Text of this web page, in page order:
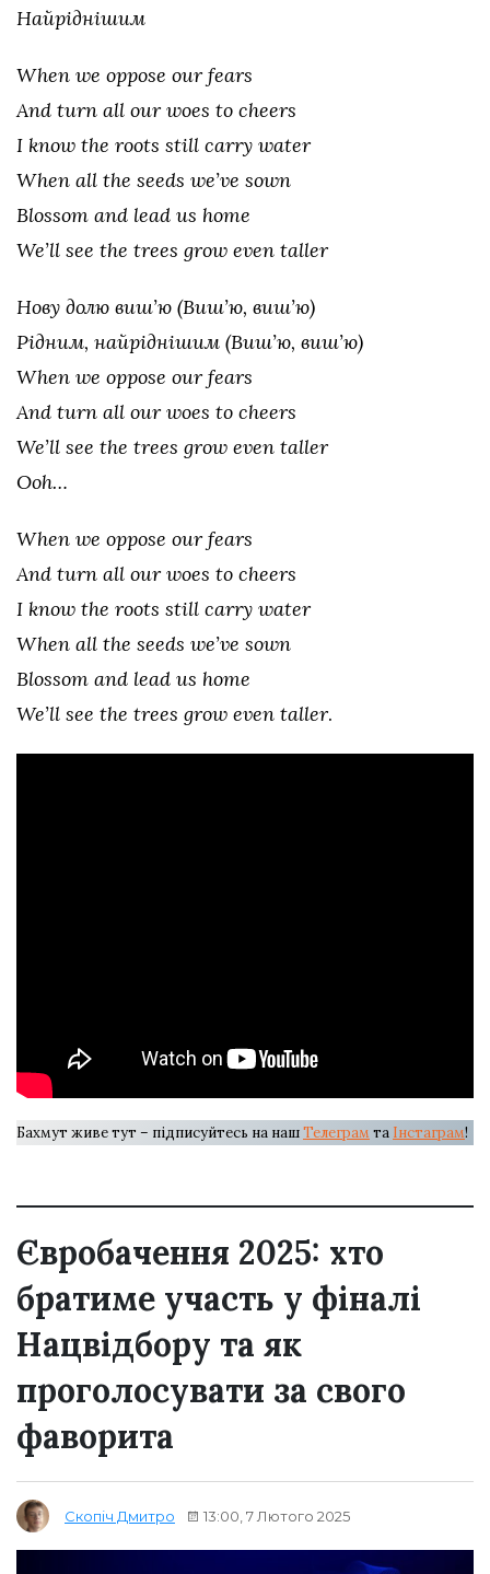
Найріднішим
When we oppose our fears
And turn all our woes to cheers
I know the roots still carry water
When all the seeds we’ve sown
Blossom and lead us home
We’ll see the trees grow even taller
Нову долю виш’ю (Виш’ю, виш’ю)
Рідним, найріднішим (Виш’ю, виш’ю)
When we oppose our fears
And turn all our woes to cheers
We’ll see the trees grow even taller
Ooh…
When we oppose our fears
And turn all our woes to cheers
I know the roots still carry water
When all the seeds we’ve sown
Blossom and lead us home
We’ll see the trees grow even taller.
Бахмут живе тут – підписуйтесь на нашТелеграм та Інстаграм!
Євробачення 2025: хто
братиме участь у фіналі
Нацвідбору та як
проголосувати за свого
фаворита
Скопіч Дмитро 13:00, 7 Лютого 2025